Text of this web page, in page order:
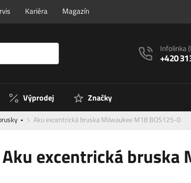
Kariéra Magazín
Infolinka
+420
Výprodej Značky
Aku excentrická bruska Milwaukee M18 BOS125-0
Aku excentrická bruska